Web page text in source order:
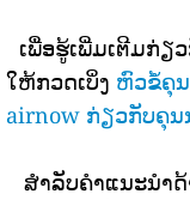
ເພື່ອຮູ້ເພີ່ມເຕີມກ່ຽ
ໃຫ້ກວດເບິ່ງ ຫົວຂໍ້ຄຸ
airnow ກ່ຽວກັບຄຸນ
ສໍາລັບຄໍາແນະນໍາ